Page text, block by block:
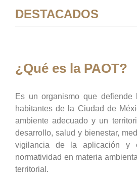
DESTACADOS
¿Qué es la PAOT?
Es un organismo que
habitantes de la Ciudad de
ambiente adecuado y un
desarrollo, salud y bienestar,
vigilancia de la aplicación y
normatividad en materia
territorial.